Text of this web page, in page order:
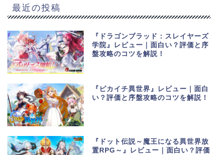
最近の投稿
『ドラゴンブラッド：スレイヤーズ
学院』レビュー｜面白い？評価と序
盤攻略のコツを解説！
『ピカイチ異世界』レビュー｜面白
い？評価と序盤攻略のコツを解説！
『ドット伝説～魔王になる異世界放
置RPG～』レビュー｜面白い？評価